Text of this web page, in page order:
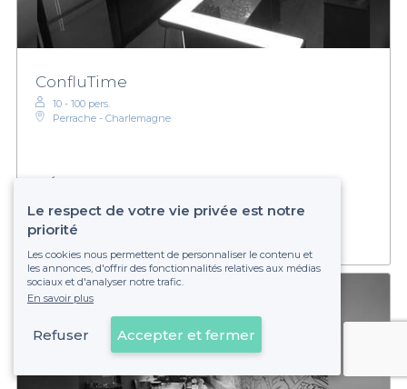
ConfluTime
10 - 100 pers.
Perrache - Charlemagne
Économique
Voir sur la carte
Le respect de votre vie privée est notre
priorité
Les cookies nous permettent de personnaliser le contenu et
les annonces, d'offrir des fonctionnalités relatives aux médias
sociaux et d'analyser notre trafic.
En savoir plus
Refuser Accepter et fermer